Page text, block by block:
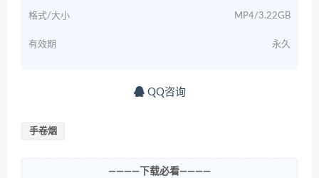
格式/大小 MP4/3.22GB
有效期 永久
QQ咨询
手卷烟
————下载必看————